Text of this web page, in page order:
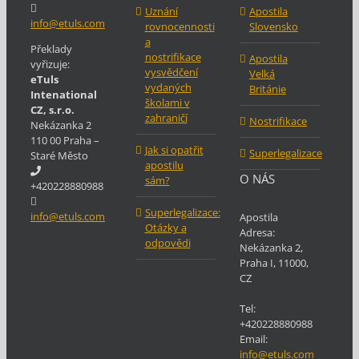
info@etuls.com
Překlady
vyřizuje:
eTuls
Intenational
CZ, s.r.o.
Nekázanka 2
110 00 Praha –
Staré Město
+420228880988
info@etuls.com
Uznání
rovnocennosti
a
nostrifikace
vysvědčení
vydaných
školami v
zahraničí
Jak si opatřit
apostilu
sám?
Superlegalizace:
Otázky a
odpovědi
Apostila
Slovensko
Apostila
Velká
Británie
Nostrifikace
Superlegalizace
O NÁS
Apostila
Adresa:
Nekázanka 2,
Praha I, 11000,
CZ
Tel:
+420228880988
Email:
info@etuls.com